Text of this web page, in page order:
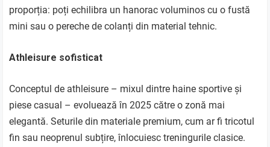
proporția: poți echilibra un hanorac voluminos cu o fustă
mini sau o pereche de colanți din material tehnic.
Athleisure sofisticat
Conceptul de athleisure – mixul dintre haine sportive și
piese casual – evoluează în 2025 către o zonă mai
elegantă. Seturile din materiale premium, cum ar fi tricotul
fin sau neoprenul subțire, înlocuiesc treningurile clasice.